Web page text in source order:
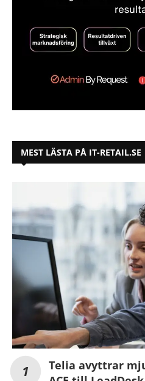
MEST LÄSTA PÅ IT-RETAIL.SE
Telia avyttrar